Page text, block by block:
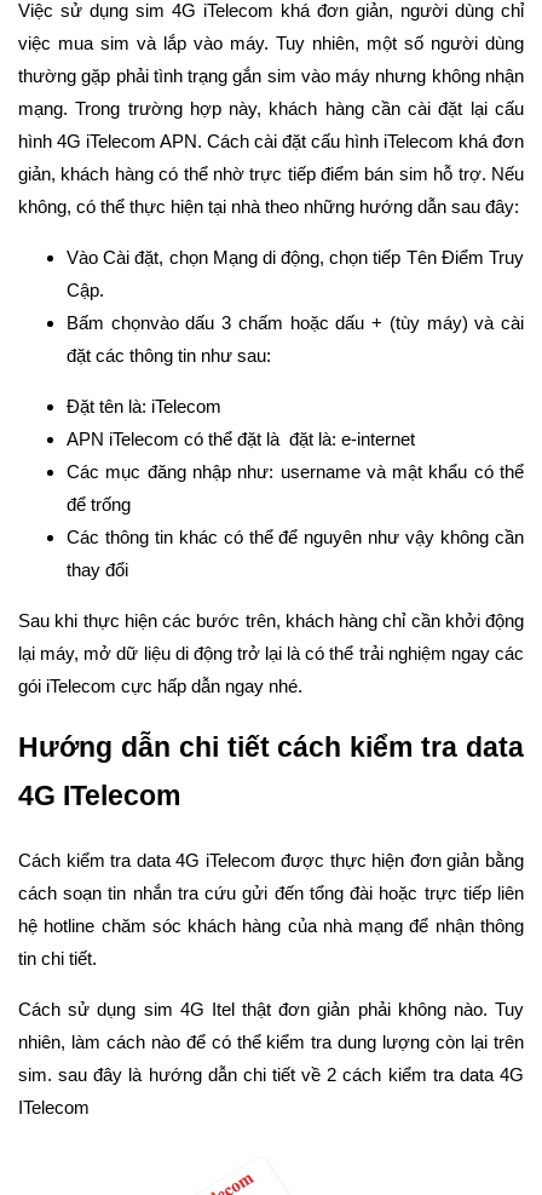
Việc sử dụng sim 4G iTelecom khá đơn giản, người dùng chỉ
việc mua sim và lắp vào máy. Tuy nhiên, một số người dùng
thường gặp phải tình trạng gắn sim vào máy nhưng không nhận
mạng. Trong trường hợp này, khách hàng cần cài đặt lại cấu
hình 4G iTelecom APN. Cách cài đặt cấu hình iTelecom khá đơn
giản, khách hàng có thể nhờ trực tiếp điểm bán sim hỗ trợ. Nếu
không, có thể thực hiện tại nhà theo những hướng dẫn sau đây:
Vào Cài đặt, chọn Mạng di động, chọn tiếp Tên Điểm Truy
Cập.
Bấm chọnvào dấu 3 chấm hoặc dấu + (tùy máy) và cài
đặt các thông tin như sau:
Đặt tên là: iTelecom
APN iTelecom có thể đặt là đặt là: e-internet
Các mục đăng nhập như: username và mật khẩu có thể
để trống
Các thông tin khác có thể để nguyên như vậy không cần
thay đổi
Sau khi thực hiện các bước trên, khách hàng chỉ cần khởi động
lại máy, mở dữ liệu di động trở lại là có thể trải nghiệm ngay các
gói iTelecom cực hấp dẫn ngay nhé.
Hướng dẫn chi tiết cách kiểm tra data
4G ITelecom
Cách kiểm tra data 4G iTelecom được thực hiện đơn giản bằng
cách soạn tin nhắn tra cứu gửi đến tổng đài hoặc trực tiếp liên
hệ hotline chăm sóc khách hàng của nhà mạng để nhận thông
tin chi tiết.
Cách sử dụng sim 4G Itel thật đơn giản phải không nào. Tuy
nhiên, làm cách nào để có thể kiểm tra dung lượng còn lại trên
sim. sau đây là hướng dẫn chi tiết về 2 cách kiểm tra data 4G
ITelecom